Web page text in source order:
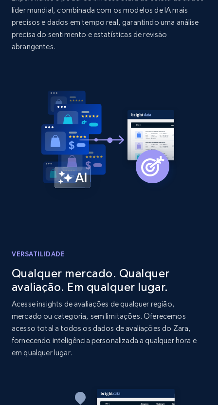
Amazon products global dataset - Collects
products by best sellers category URL
2.1K+ 375+
Amazon products global dataset - Collect
Amazon products by seller URL
Title, Seller name, Brand, Description, Initial
price, Currency, Availability, Reviews count, and
Amazon products global dataset - Collect
products from Brands URLs
Title, Seller name, Brand, Description, Initial
price, Currency, Availability, Reviews count, and
more.
2.1K+
líder mundial, combinada com os modelos de IA mais
precisos e dados em tempo real, garantindo uma análise
precisa do sentimento e estatísticas de revisão
abrangentes.
VERSATILIDADE
Qualquer mercado. Qualquer
avaliação. Em qualquer lugar.
Acesse insights de avaliações de qualquer região,
mercado ou categoria, sem limitações. Oferecemos
acesso total a todos os dados de avaliações do Zara,
fornecendo inteligência personalizada a qualquer hora e
em qualquer lugar.